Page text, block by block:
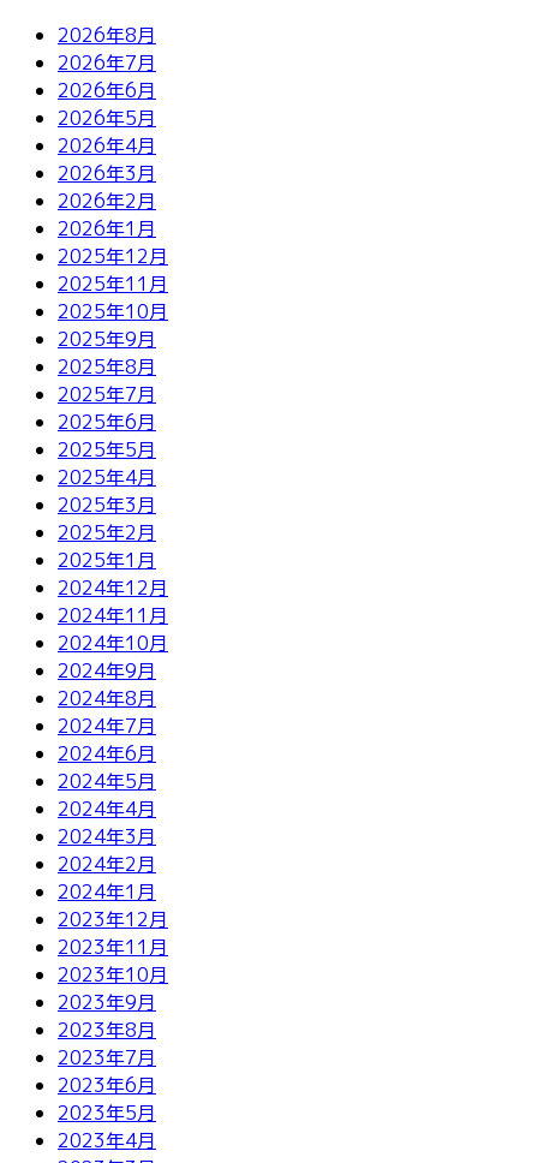
2026年8月
2026年7月
2026年6月
2026年5月
2026年4月
2026年3月
2026年2月
2026年1月
2025年12月
2025年11月
2025年10月
2025年9月
2025年8月
2025年7月
2025年6月
2025年5月
2025年4月
2025年3月
2025年2月
2025年1月
2024年12月
2024年11月
2024年10月
2024年9月
2024年8月
2024年7月
2024年6月
2024年5月
2024年4月
2024年3月
2024年2月
2024年1月
2023年12月
2023年11月
2023年10月
2023年9月
2023年8月
2023年7月
2023年6月
2023年5月
2023年4月